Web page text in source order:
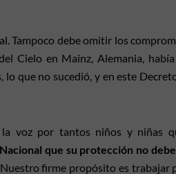
Tampoco debe omitir los
Cielo en Mainz, Alemania,
que no sucedió, y en este
voz por tantos niños y niñas
que su protección no
Nuestro firme propósito es trabajar